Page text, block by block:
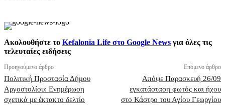
Ακολουθήστε το Kefalonia Life στο Google News για όλες τις
τελευταίες ειδήσεις
Προηγούμενο άρθρο
Πολιτική Προστασία Δήμου
Αργοστολίου: Ενημέρωση
σχετικά με έκτακτο δελτίο
Επόμενο άρθρο
Απόψε Παρασκευή 26/09
εγκατάσταση φωτός και ήχου
στο Κάστρο του Αγίου Γεωργίου